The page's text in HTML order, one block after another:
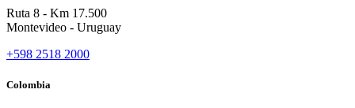
Ruta 8 - Km 17.500
Montevideo - Uruguay
+598 2518 2000
Colombia